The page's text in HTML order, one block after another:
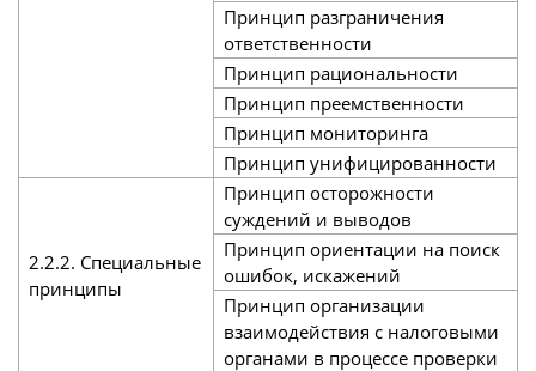
Принцип разграничения
ответственности
Принцип рациональности
Принцип преемственности
Принцип мониторинга
Принцип унифицированности
2.2.2. Специальные
принципы
Принцип осторожности
суждений и выводов
Принцип ориентации на поиск
ошибок, искажений
Принцип организации
взаимодействия с налоговыми
органами в процессе проверки